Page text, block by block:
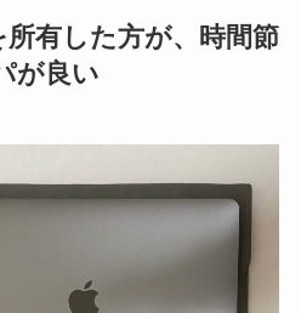
有した方が、時間節
が良い